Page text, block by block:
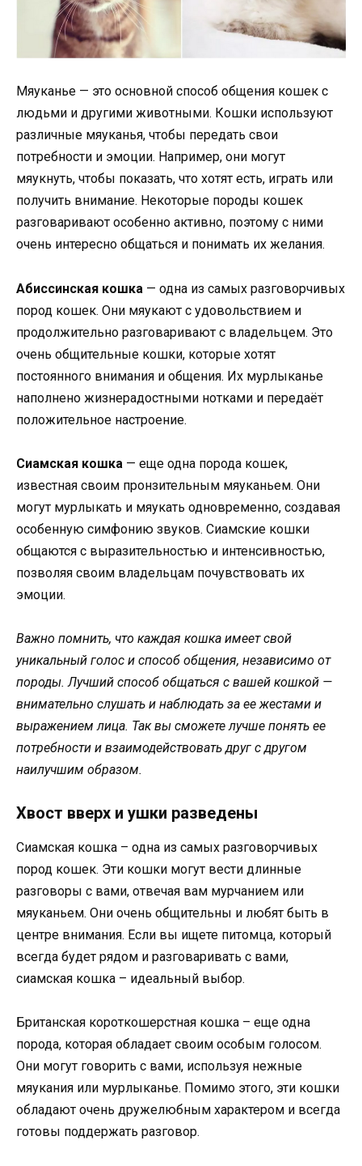
Мяуканье — это основной способ общения кошек с
людьми и другими животными. Кошки используют
различные мяуканья, чтобы передать свои
потребности и эмоции. Например, они могут
мяукнуть, чтобы показать, что хотят есть, играть или
получить внимание. Некоторые породы кошек
разговаривают особенно активно, поэтому с ними
очень интересно общаться и понимать их желания.
Абиссинская кошка — одна из самых разговорчивых
пород кошек. Они мяукают с удовольствием и
продолжительно разговаривают с владельцем. Это
очень общительные кошки, которые хотят
постоянного внимания и общения. Их мурлыканье
наполнено жизнерадостными нотками и передаёт
положительное настроение.
Сиамская кошка — еще одна порода кошек,
известная своим пронзительным мяуканьем. Они
могут мурлыкать и мяукать одновременно, создавая
особенную симфонию звуков. Сиамские кошки
общаются с выразительностью и интенсивностью,
позволяя своим владельцам почувствовать их
эмоции.
Важно помнить, что каждая кошка имеет свой
уникальный голос и способ общения, независимо от
породы. Лучший способ общаться с вашей кошкой —
внимательно слушать и наблюдать за ее жестами и
выражением лица. Так вы сможете лучше понять ее
потребности и взаимодействовать друг с другом
наилучшим образом.
Хвост вверх и ушки разведены
Сиамская кошка – одна из самых разговорчивых
пород кошек. Эти кошки могут вести длинные
разговоры с вами, отвечая вам мурчанием или
мяуканьем. Они очень общительны и любят быть в
центре внимания. Если вы ищете питомца, который
всегда будет рядом и разговаривать с вами,
сиамская кошка – идеальный выбор.
Британская короткошерстная кошка – еще одна
порода, которая обладает своим особым голосом.
Они могут говорить с вами, используя нежные
мяукания или мурлыканье. Помимо этого, эти кошки
обладают очень дружелюбным характером и всегда
готовы поддержать разговор.